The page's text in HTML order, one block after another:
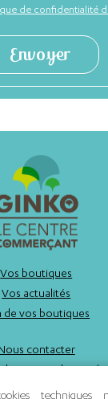
de confidentialité
Vos boutiques
Vos actualités
de vos boutiques
contacter
légales
techniques